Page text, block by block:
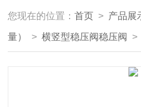
您现在的位置：首页 > 产品展
量） >横竖型稳压阀稳压阀 >